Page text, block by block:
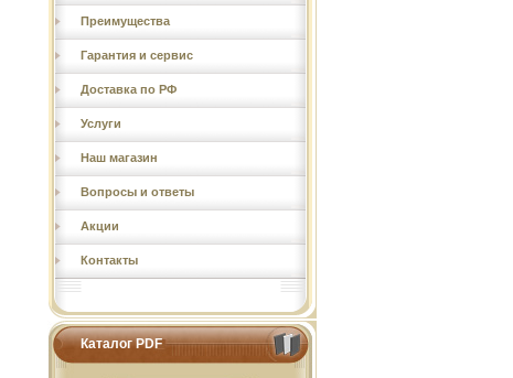
Преимущества
Гарантия и сервис
Доставка по РФ
Услуги
Наш магазин
Вопросы и ответы
Акции
Контакты
Каталог PDF